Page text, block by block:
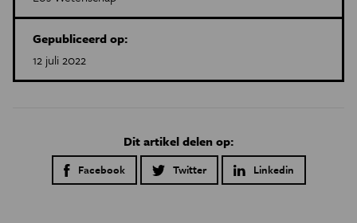
Gepubliceerd op:
12 juli 2022
Dit artikel delen op:
Facebook Twitter Linkedin